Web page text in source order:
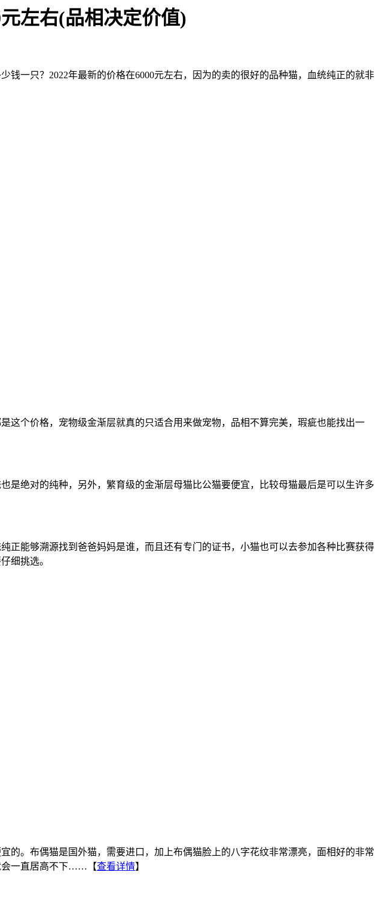
左右(品相决定价值)
一只？2022年最新的价格在6000元左右，因为的卖的很好的品种猫，血统纯正的就非
这个价格，宠物级金渐层就真的只适合用来做宠物，品相不算完美，瑕疵也能找出一
绝对的纯种，另外，繁育级的金渐层母猫比公猫要便宜，比较母猫最后是可以生许多
正能够溯源找到爸爸妈妈是谁，而且还有专门的证书，小猫也可以去参加各种比赛获得
细挑选。
的。布偶猫是国外猫，需要进口，加上布偶猫脸上的八字花纹非常漂亮，面相好的非常
会一直居高不下……【查看详情】